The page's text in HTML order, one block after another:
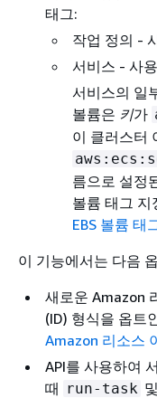
태그:
작업 정의 -
서비스 - 사
서비스의 일
볼륨은 키가
이 클러스터
름으로 설정
볼륨 태그 지
EBS 볼륨 태
이 기능에서는 다음
새로운 Amazon
(ID) 형식을 옵트
Amazon 리소스
API를 사용하여
때 run-task 및